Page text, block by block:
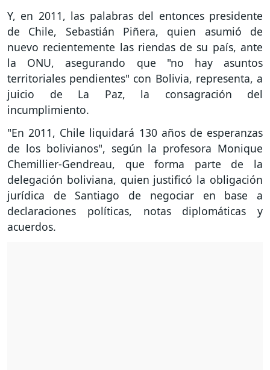
Y, en 2011, las palabras del entonces presidente
de Chile, Sebastián Piñera, quien asumió de
nuevo recientemente las riendas de su país, ante
la ONU, asegurando que "no hay asuntos
territoriales pendientes" con Bolivia, representa, a
juicio de La Paz, la consagración del
incumplimiento.
"En 2011, Chile liquidará 130 años de esperanzas
de los bolivianos", según la profesora Monique
Chemillier-Gendreau, que forma parte de la
delegación boliviana, quien justificó la obligación
jurídica de Santiago de negociar en base a
declaraciones políticas, notas diplomáticas y
acuerdos.